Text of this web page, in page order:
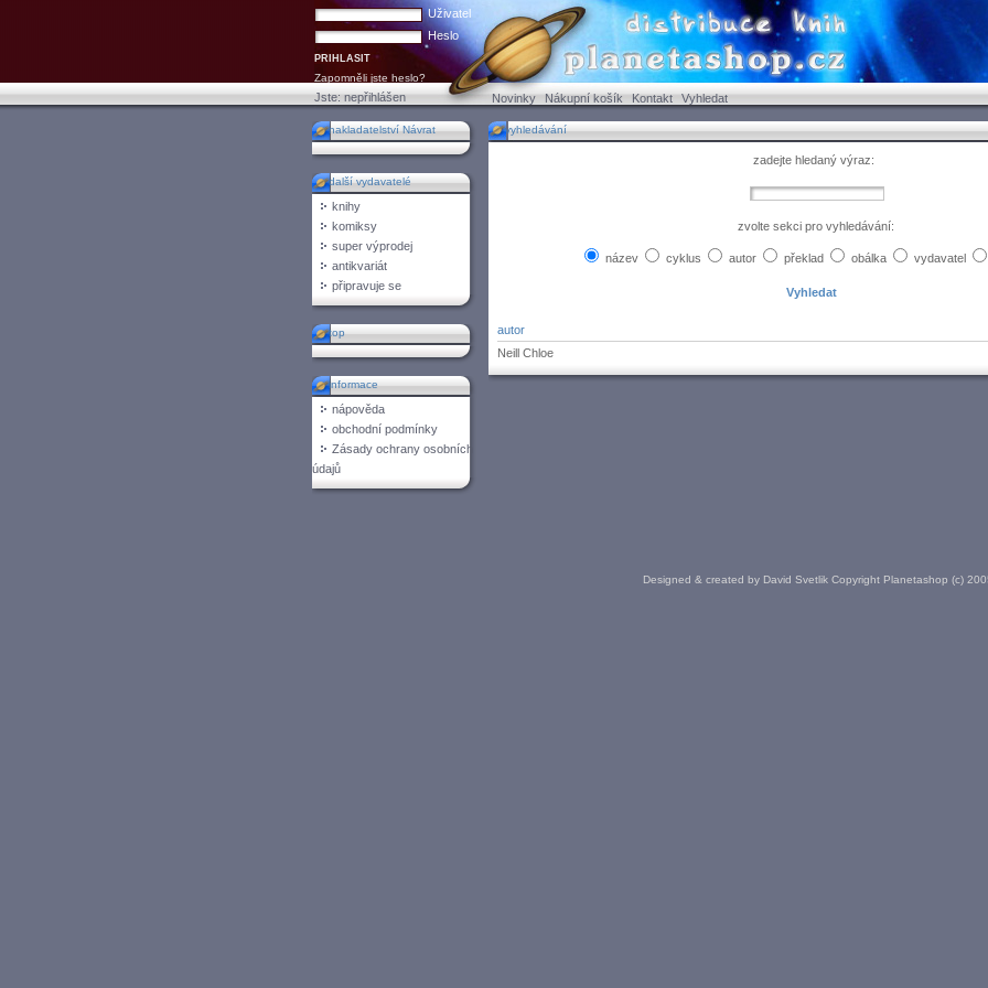
Uživatel
Heslo
Zapomněli jste heslo?
Jste:nepřihlášen Novinky Nákupní košík Kontakt Vyhledat
nakladatelství Návrat
další vydavatelé
knihy
komiksy
super výprodej
antikvariát
připravuje se
top
informace
nápověda
obchodní podmínky
Zásady ochrany osobních
údajů
vyhledávání
zadejte hledaný výraz:
zvolte sekci pro vyhledávání:
název cyklus autor překlad obálka vydavatel
autor
Neill Chloe
Designed & created by David Svetlik Copyright Planetashop (c)